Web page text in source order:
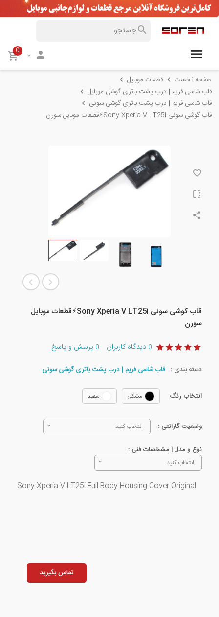
0
صفحه نخست
قطعات موبایل
قاب شاسی فریم | درب پشت باتری گوشی موبایل
قاب شاسی فریم | درب پشت باتری گوشی سونی
قاب گوشی سونی Sony Xperia V LT25i⚡️قطعات موبایل سورن
قاب گوشی سونی Sony Xperia V LT25i⚡️قطعات موبایل
سورن
0 دیدگاه کاربران 0 پرسش و پاسخ
دسته بندی : قاب شاسی فریم | درب پشت باتری گوشی سونی
انتخاب رنگ مشکی سفید
وضعیت گارانتی : انتخاب کنید
نوع و مدل | مشخصات فنی :
انتخاب کنید
Sony Xperia V LT25i Full Body Housing Cover Original
تماس بگیرید